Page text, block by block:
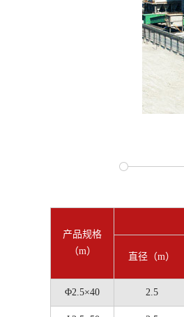
产品规格
（m）
直径（m）
Φ2.5×40 2.5